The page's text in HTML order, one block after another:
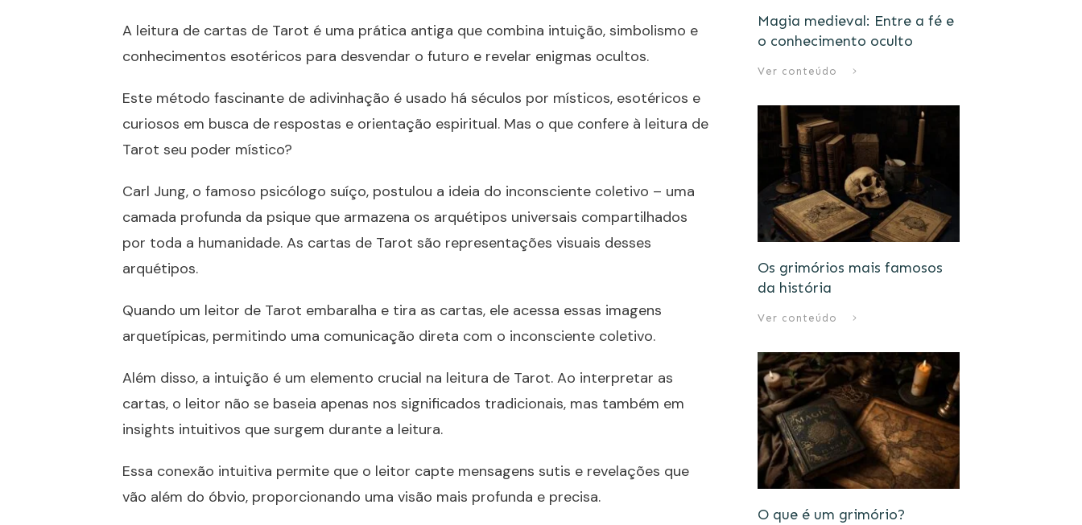
A leitura de cartas de Tarot é uma prática antiga que combina intuição, simbolismo e
conhecimentos esotéricos para desvendar o futuro e revelar enigmas ocultos.
Este método fascinante de adivinhação é usado há séculos por místicos, esotéricos e
curiosos em busca de respostas e orientação espiritual. Mas o que confere à leitura de
Tarot seu poder místico?
Carl Jung, o famoso psicólogo suíço, postulou a ideia do inconsciente coletivo – uma
camada profunda da psique que armazena os arquétipos universais compartilhados
por toda a humanidade. As cartas de Tarot são representações visuais desses
arquétipos.
Quando um leitor de Tarot embaralha e tira as cartas, ele acessa essas imagens
arquetípicas, permitindo uma comunicação direta com o inconsciente coletivo.
Além disso, a intuição é um elemento crucial na leitura de Tarot. Ao interpretar as
cartas, o leitor não se baseia apenas nos significados tradicionais, mas também em
insights intuitivos que surgem durante a leitura.
Essa conexão intuitiva permite que o leitor capte mensagens sutis e revelações que
vão além do óbvio, proporcionando uma visão mais profunda e precisa.
Magia medieval: Entre a fé e
o conhecimento oculto
Ver conteúdo
Os grimórios mais famosos
da história
Ver conteúdo
O que é um grimório?